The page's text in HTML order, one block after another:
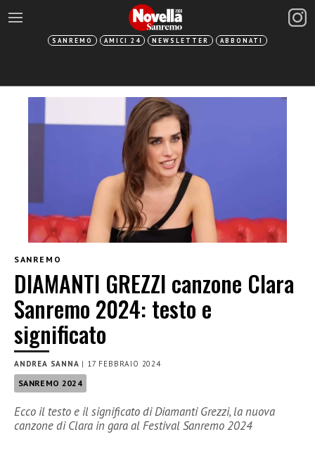
SANREMO AMICI 24 NEWSLETTER ABBONATI
SANREMO
DIAMANTI GREZZI canzone Clara
Sanremo 2024: testo e
significato
ANDREA SANNA | 17 FEBBRAIO 2024
SANREMO 2024
Ecco il testo e il significato di Diamanti Grezzi, la nuova
canzone di Clara in gara al Festival Sanremo 2024